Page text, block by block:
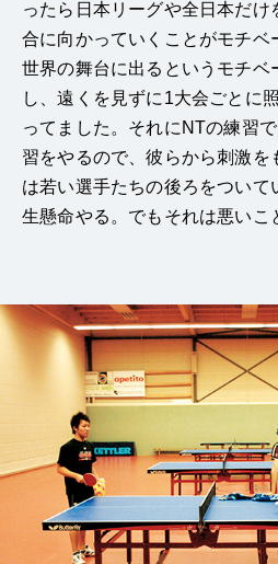
ったら日本リーグや全日本だ
合に向かっていくことがモチベ
世界の舞台に出るというモチベ
し、遠くを見ずに1大会ごとに
ってました。それにNTの練習
習をやるので、彼らから刺激を
は若い選手たちの後ろをついて
生懸命やる。でもそれは悪いこ